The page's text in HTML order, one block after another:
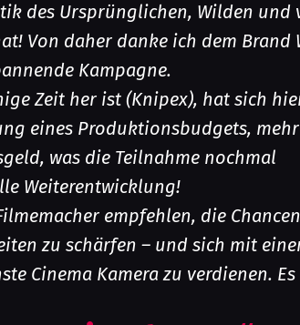
des Ursprünglichen, Wilden und
Von daher danke ich dem Brand
Kampagne.
Zeit her ist (Knipex), hat sich
eines Produktionsbudgets, mehr
was die Teilnahme nochmal
Weiterentwicklung!
empfehlen, die
zu schärfen – und sich mit
Cinema Kamera zu verdienen. Es